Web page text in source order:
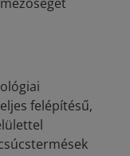
felépítésű,